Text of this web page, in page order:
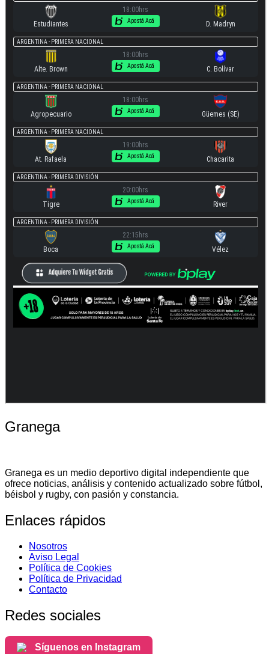
Granega
Granega es un medio deportivo digital independiente que
ofrece noticias, análisis y contenido actualizado sobre fútbol,
béisbol y rugby, con pasión y constancia.
Enlaces rápidos
Nosotros
Aviso Legal
Política de Cookies
Política de Privacidad
Contacto
Redes sociales
Síguenos en Instagram